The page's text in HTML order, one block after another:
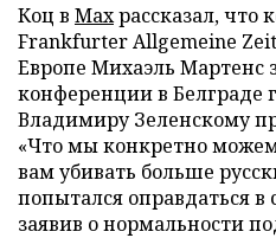
Коц в Махрассказал, что
Frankfurter Allgemeine
Европе Михаэль Мартенс
конференции в Белграде
Владимиру Зеленскому
«Что мы конкретно
вам убивать больше
попытался оправдаться в
заявив о нормальности